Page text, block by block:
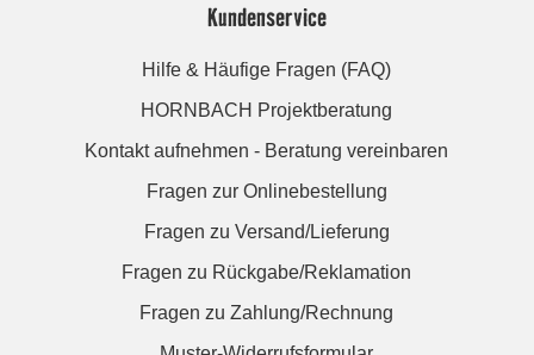
Kundenservice
Hilfe & Häufige Fragen (FAQ)
HORNBACH Projektberatung
Kontakt aufnehmen - Beratung vereinbaren
Fragen zur Onlinebestellung
Fragen zu Versand/Lieferung
Fragen zu Rückgabe/Reklamation
Fragen zu Zahlung/Rechnung